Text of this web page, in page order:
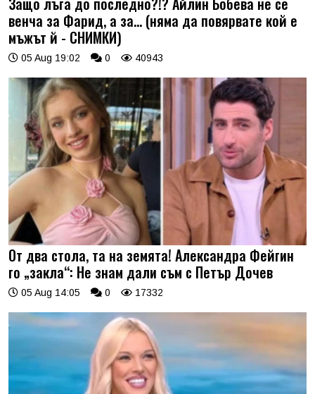
венча за Фарид, а за... (няма да повярвате кой е
мъжът й - СНИМКИ)
05 Aug 19:02 0 40943
От два стола, та на земята! Александра Фейгин
го „закла“: Не знам дали съм с Петър Дочев
05 Aug 14:05 0 17332